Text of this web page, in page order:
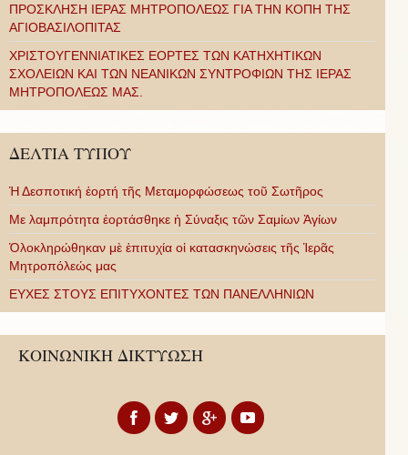
ΠΡΟΣΚΛΗΣΗ ΙΕΡΑΣ ΜΗΤΡΟΠΟΛΕΩΣ ΓΙΑ ΤΗΝ ΚΟΠΗ ΤΗΣ
ΑΓΙΟΒΑΣΙΛΟΠΙΤΑΣ
ΧΡΙΣΤΟΥΓΕΝΝΙΑΤΙΚΕΣ ΕΟΡΤΕΣ ΤΩΝ ΚΑΤΗΧΗΤΙΚΩΝ
ΣΧΟΛΕΙΩΝ ΚΑΙ ΤΩΝ ΝΕΑΝΙΚΩΝ ΣΥΝΤΡΟΦΙΩΝ ΤΗΣ ΙΕΡΑΣ
ΜΗΤΡΟΠΟΛΕΩΣ ΜΑΣ.
ΔΕΛΤΙΑ ΤΥΠΟΥ
Ἡ Δεσποτική ἑορτή τῆς Μεταμορφώσεως τοῦ Σωτῆρος
Με λαμπρότητα ἑορτάσθηκε ἡ Σύναξις τῶν Σαμίων Ἁγίων
Ὁλοκληρώθηκαν μὲ ἐπιτυχία οἱ κατασκηνώσεις τῆς Ἱερᾶς
Μητροπόλεώς μας
ΕΥΧΕΣ ΣΤΟΥΣ ΕΠΙΤΥΧΟΝΤΕΣ ΤΩΝ ΠΑΝΕΛΛΗΝΙΩΝ
ΚΟΙΝΩΝΙΚΗ ΔΙΚΤΥΩΣΗ